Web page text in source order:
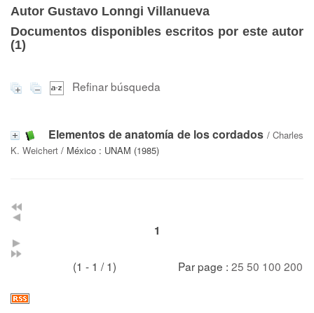
Autor Gustavo Lonngi Villanueva
Documentos disponibles escritos por este autor
(1)
Refinar búsqueda
Elementos de anatomía de los cordados / Charles
K. Weichert / México : UNAM (1985)
1
(1 - 1 / 1) Par page : 25 50 100 200